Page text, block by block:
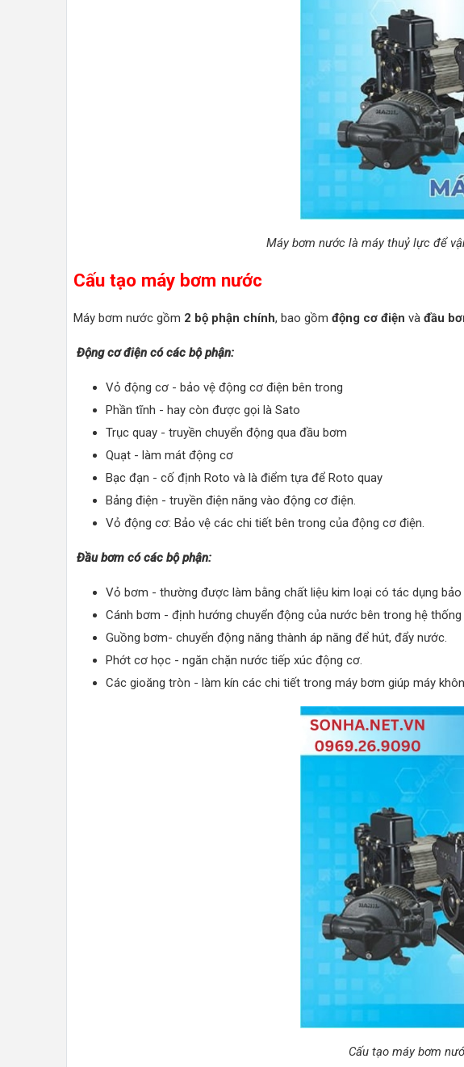
Máy bơm nước là máy thuỷ lực để
Cấu tạo máy bơm nước
Máy bơm nước gồm 2 bộ phận chính, bao gồm động cơ điện và đầu
Động cơ điện có các bộ phận:
Vỏ động cơ - bảo vệ động cơ điện bên trong
Phần tĩnh - hay còn được gọi là Sato
Trục quay - truyền chuyển động qua đầu bơm
Quạt - làm mát động cơ
Bạc đạn - cố định Roto và là điểm tựa để Roto quay
Bảng điện - truyền điện năng vào động cơ điện.
Vỏ động cơ: Bảo vệ các chi tiết bên trong của động cơ điện.
Đầu bơm có các bộ phận:
Vỏ bơm - thường được làm bằng chất liệu kim loại có tác dụng bảo
Cánh bơm - định hướng chuyển động của nước bên trong hệ thống
Guồng bơm- chuyển động năng thành áp năng để hút, đẩy nước.
Phớt cơ học - ngăn chặn nước tiếp xúc động cơ.
Các gioăng tròn - làm kín các chi tiết trong máy bơm giúp máy
Cấu tạo máy bơm